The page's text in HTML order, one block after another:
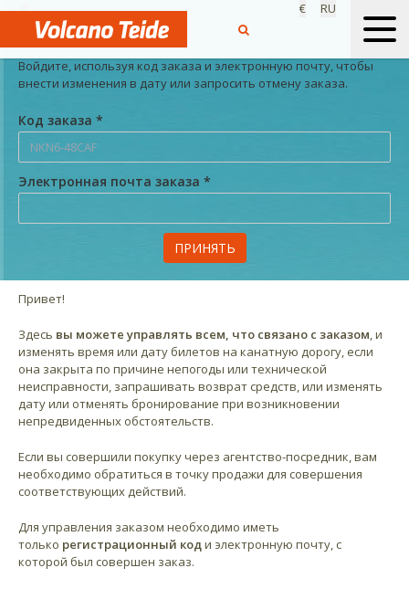
€ RU
Управляй своим заказом
Войдите, используя код заказа и электронную почту, чтобы
внести изменения в дату или запросить отмену заказа.
Код заказа *
Электронная почта заказа *
ПРИНЯТЬ
Привет!
Здесь вы можете управлять всем, что связано с заказом, и
изменять время или дату билетов на канатную дорогу, если
она закрыта по причине непогоды или технической
неисправности, запрашивать возврат средств, или изменять
дату или отменять бронирование при возникновении
непредвиденных обстоятельств.
Если вы совершили покупку через агентство-посредник, вам
необходимо обратиться в точку продажи для совершения
соответствующих действий.
Для управления заказом необходимо иметь
только регистрационный коди электронную почту, с
которой был совершен заказ.